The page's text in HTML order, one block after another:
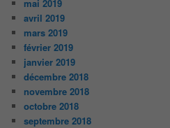
mai 2019
avril 2019
mars 2019
février 2019
janvier 2019
décembre 2018
novembre 2018
octobre 2018
septembre 2018